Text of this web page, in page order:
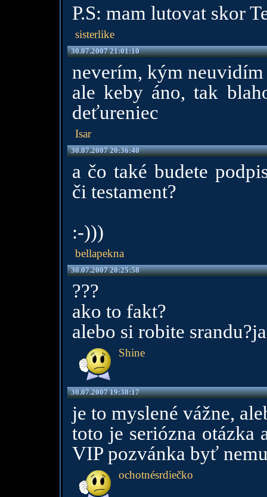
P.S: mam lutovat skor
sisterlike
30.07.2007 21:01:10
neverím, kým
ale keby áno, tak
deťureniec
Isar
30.07.2007 20:36:40
a čo také budete
či testament?
:-)))
bellapekna
30.07.2007 20:25:58
???
ako to fakt?
alebo si robite
Shine
30.07.2007 19:38:17
je to myslené vážne,
toto je seriózna otázka
VIP pozvánka byť
ochotnésrdiečko